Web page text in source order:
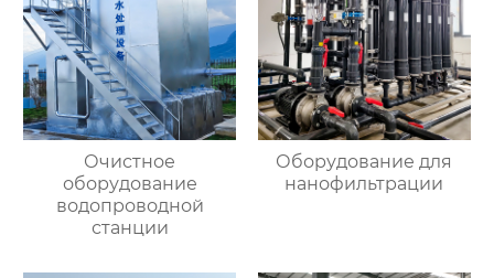
Очистное
оборудование
водопроводной
станции
Оборудование для
нанофильтрации